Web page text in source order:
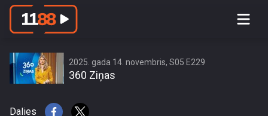
Aizvadītajā naktī Krievu armija
izvērsusi masveida uzbrukumu Kijivai
reķetēm
2025. gada 14. novembris, S05 E229
360 Ziņas
Dalies